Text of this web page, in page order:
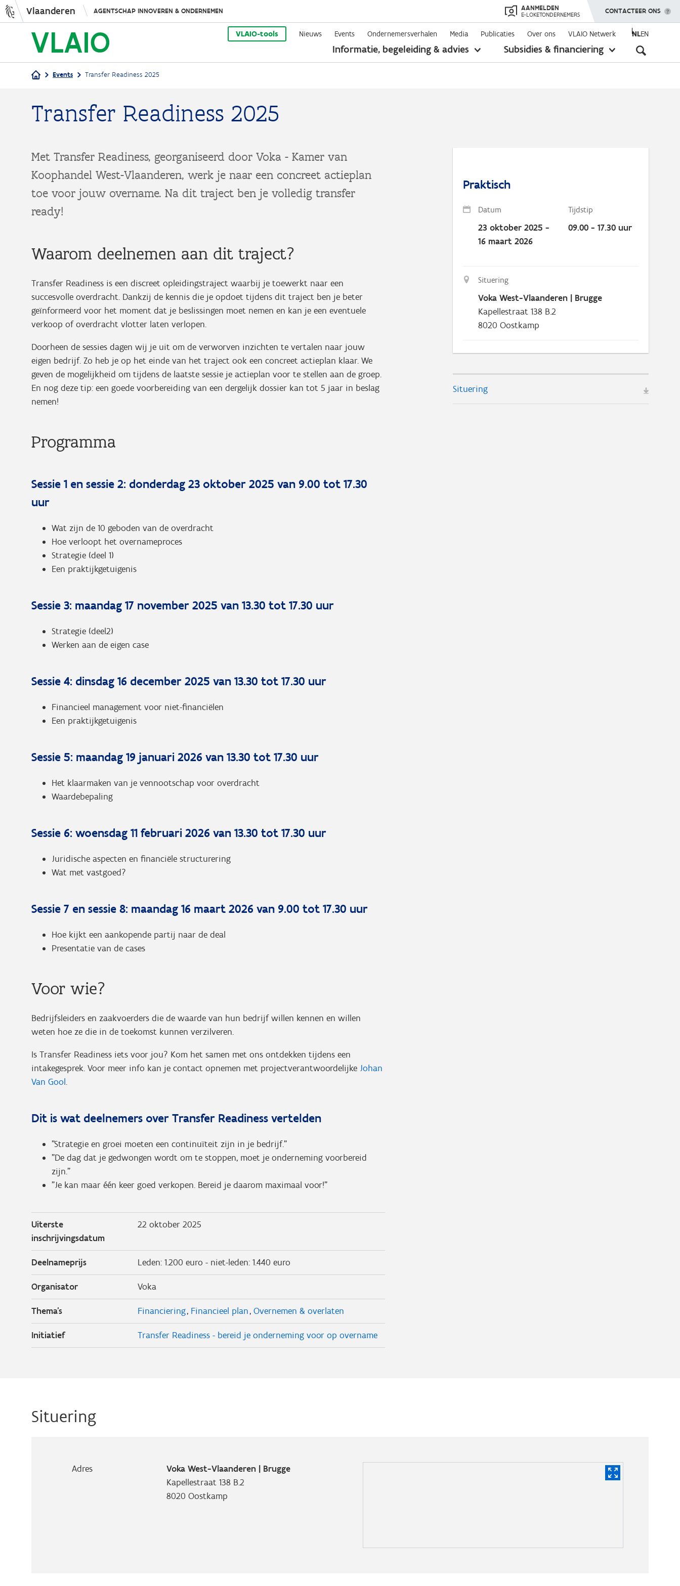
Overslaan
en
naar
de
Vlaanderen AGENTSCHAP INNOVEREN & ONDERNEMEN AANMELDEN
E-LOKETONDERNEMERS TOON MENU
CONTACTEER ONS
VLAIO-tools Nieuws Events Ondernemersverhalen Media Publicaties Over ons VLAIO Netwerk NLEN
Informatie, begeleiding & advies
toon
Subsidies & financiering
toon
Kruimelpad
Events Transfer Readiness 2025
Transfer Readiness 2025
Met Transfer Readiness, georganiseerd door Voka - Kamer van
Koophandel West-Vlaanderen, werk je naar een concreet actieplan
toe voor jouw overname. Na dit traject ben je volledig transfer
ready!
Waarom deelnemen aan dit traject?
Transfer Readiness is een discreet opleidingstraject waarbij je toewerkt naar een
succesvolle overdracht. Dankzij de kennis die je opdoet tijdens dit traject ben je beter
geïnformeerd voor het moment dat je beslissingen moet nemen en kan je een eventuele
verkoop of overdracht vlotter laten verlopen.
Doorheen de sessies dagen wij je uit om de verworven inzichten te vertalen naar jouw
eigen bedrijf. Zo heb je op het einde van het traject ook een concreet actieplan klaar. We
geven de mogelijkheid om tijdens de laatste sessie je actieplan voor te stellen aan de groep.
En nog deze tip: een goede voorbereiding van een dergelijk dossier kan tot 5 jaar in beslag
nemen!
Programma
Sessie 1 en sessie 2: donderdag 23 oktober 2025 van 9.00 tot 17.30
uur
Wat zijn de 10 geboden van de overdracht
Hoe verloopt het overnameproces
Strategie (deel 1)
Een praktijkgetuigenis
Sessie 3: maandag 17 november 2025 van 13.30 tot 17.30 uur
Strategie (deel2)
Werken aan de eigen case
Sessie 4: dinsdag 16 december 2025 van 13.30 tot 17.30 uur
Financieel management voor niet-financiëlen
Een praktijkgetuigenis
Sessie 5: maandag 19 januari 2026 van 13.30 tot 17.30 uur
Het klaarmaken van je vennootschap voor overdracht
Waardebepaling
Sessie 6: woensdag 11 februari 2026 van 13.30 tot 17.30 uur
Juridische aspecten en financiële structurering
Wat met vastgoed?
Sessie 7 en sessie 8: maandag 16 maart 2026 van 9.00 tot 17.30 uur
Hoe kijkt een aankopende partij naar de deal
Presentatie van de cases
Voor wie?
Bedrijfsleiders en zaakvoerders die de waarde van hun bedrijf willen kennen en willen
weten hoe ze die in de toekomst kunnen verzilveren.
Is Transfer Readiness iets voor jou? Kom het samen met ons ontdekken tijdens een
intakegesprek. Voor meer info kan je contact opnemen met projectverantwoordelijke Johan
Van Gool.
Dit is wat deelnemers over Transfer Readiness vertelden
"Strategie en groei moeten een continuïteit zijn in je bedrijf."
"De dag dat je gedwongen wordt om te stoppen, moet je onderneming voorbereid
zijn."
"Je kan maar één keer goed verkopen. Bereid je daarom maximaal voor!"
Uiterste
inschrijvingsdatum
22 oktober 2025
Deelnameprijs Leden: 1.200 euro - niet-leden: 1.440 euro
Organisator Voka
Thema's Financiering Financieel plan Overnemen & overlaten
Initiatief Transfer Readiness - bereid je onderneming voor op overname
Praktisch
Datum Tijdstip
23 oktober 2025 -
16 maart 2026
09.00 - 17.30 uur
Situering
Voka West-Vlaanderen | Brugge
Kapellestraat 138 B.2
8020 Oostkamp
Situering
Situering
Adres
Voka West-Vlaanderen | Brugge
Kapellestraat 138 B.2
8020 Oostkamp